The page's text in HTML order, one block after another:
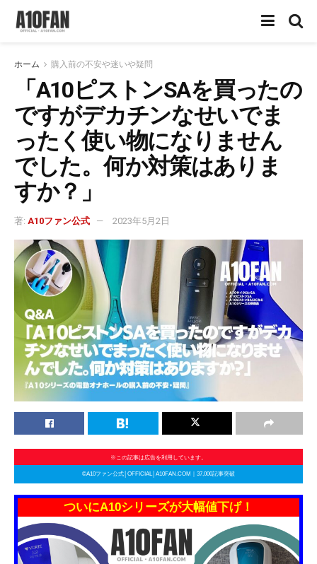
ホーム 購入前の不安や迷いや疑問
「A10ピストンSAを買ったの
ですがデカチンなせいでま
ったく使い物になりません
でした。何か対策はありま
すか？」
著: A10ファン公式 2023年5月2日
※この記事は広告を利用しています。
©A10ファン公式│OFFICIAL│A10FAN.COM｜37,000記事突破
ついにA10シリーズが大幅値下げ！